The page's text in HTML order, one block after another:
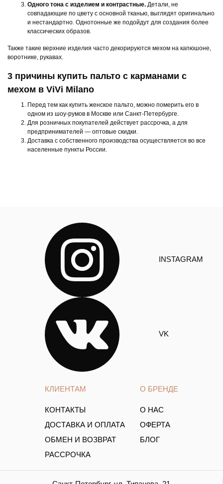
Одного тона с изделием и контрастные. Детали, не
совпадающие по цвету с основной тканью, выглядят оригинально
и нестандартно. Однотонные же подойдут для создания более
классических образов.
Также такие верхние изделия часто декорируются мехом на капюшоне,
воротнике, рукавах.
3 причины купить пальто с карманами с
мехом в ViVi Milano
Перед тем как купить женское пальто, можно померить его в
одном из шоу-румов в Москве или Санкт-Петербурге.
Для розничных покупателей действует рассрочка, а для
предпринимателей — оптовые скидки.
Доставка с собственного производства осуществляется во все
населенные пункты России.
КЛИЕНТАМ
КОНТАКТЫ
ДОСТАВКА И ОПЛАТА
ОБМЕН И ВОЗВРАТ
РАССРОЧКА
О БРЕНДЕ
О НАС
ОФЕРТА
БЛОГ
INSTAGRAM
VK